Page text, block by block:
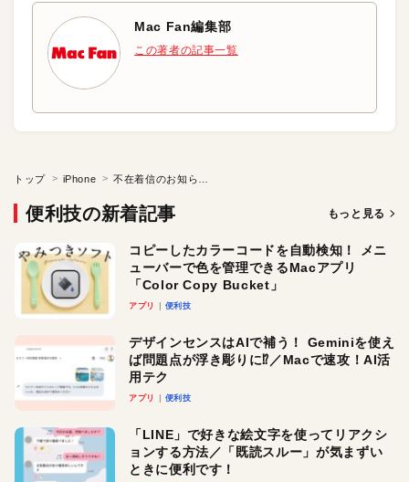
Mac Fan編集部
この著者の記事一覧
トップ iPhone
便利技の新着記事 もっと見る
コピーしたカラーコードを自動検知！ メニ
ューバーで色を管理できるMacアプリ
「Color Copy Bucket」
アプリ 便利技
デザインセンスはAIで補う！ Geminiを使え
ば問題点が浮き彫りに⁉︎／Macで速攻！AI活
用テク
アプリ 便利技
「LINE」で好きな絵文字を使ってリアクシ
ョンする方法／「既読スルー」が気まずい
ときに便利です！